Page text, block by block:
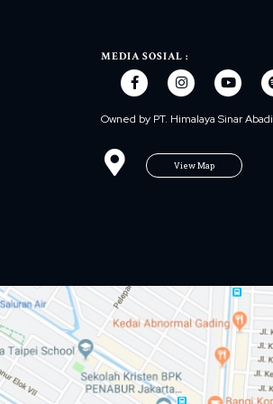
MEDIA SOSIAL :
Owned by PT. Himalaya Sinar Abadi
View Map